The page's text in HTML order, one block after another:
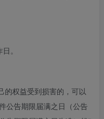
。
的权益受到损害的，可以
公告期限届满之日（公告